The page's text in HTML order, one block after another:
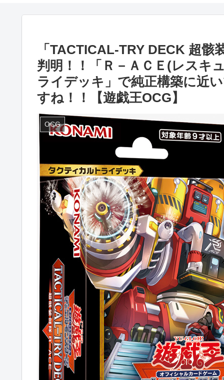
「TACTICAL-TRY DECK 超
判明！！「Ｒ－ＡＣＥ(レスキ
ライデッキ」で純正構築に近
すね！！【遊戯王OCG】
OCG